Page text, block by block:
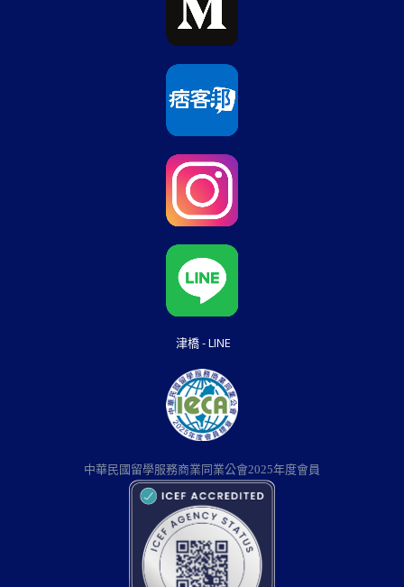
津橋 - LINE
中華民國留學服務商業同業公會2025年度會員